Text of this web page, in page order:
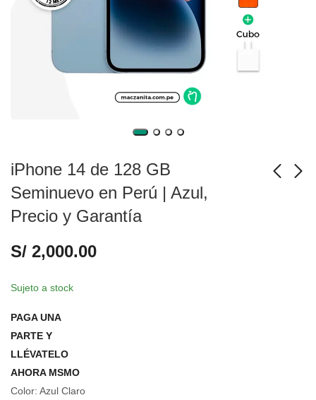
iPhone 14 de 128 GB
Seminuevo en Perú | Azul,
Precio y Garantía
S/ 2,000.00
Sujeto a stock
PAGA UNA
PARTE Y
LLÉVATELO
AHORA MSMO
Color: Azul Claro